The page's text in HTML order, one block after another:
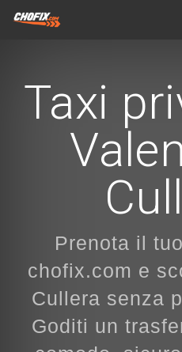
Taxi
Prenota il
chofix.com e
Cullera senza
Goditi un